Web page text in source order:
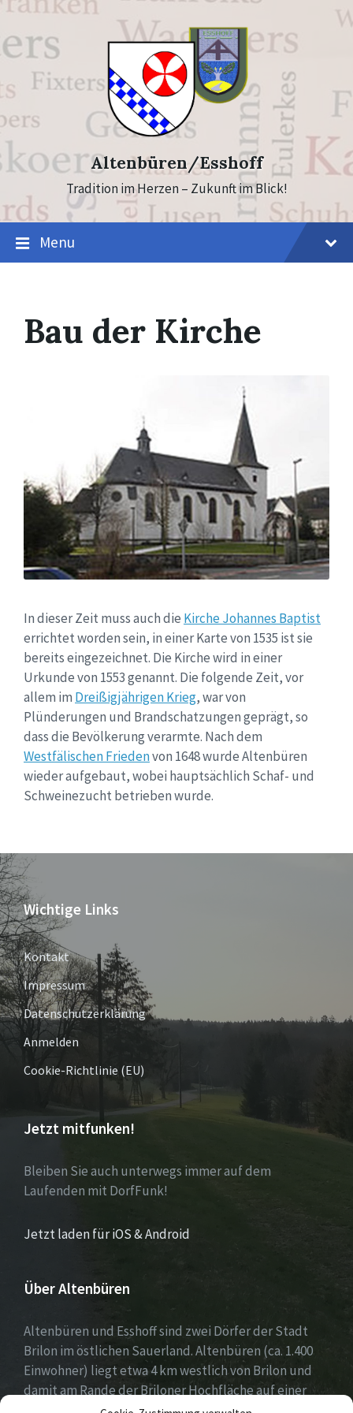
Skip
content
Skip
footer
Altenbüren/Esshoff
Tradition im Herzen – Zukunft im Blick!
Menu
Bau der Kirche
In dieser Zeit muss auch die Kirche Johannes Baptist
errichtet worden sein, in einer Karte von 1535 ist sie
bereits eingezeichnet. Die Kirche wird in einer
Urkunde von 1553 genannt. Die folgende Zeit, vor
allem im Dreißigjährigen Krieg, war von
Plünderungen und Brandschatzungen geprägt, so
dass die Bevölkerung verarmte. Nach dem
Westfälischen Friedenvon 1648 wurde Altenbüren
wieder aufgebaut, wobei hauptsächlich Schaf- und
Schweinezucht betrieben wurde.
Wichtige Links
Kontakt
Impressum
Datenschutzerklärung
Anmelden
Cookie-Richtlinie (EU)
Jetzt mitfunken!
Bleiben Sie auch unterwegs immer auf dem
Laufenden mit DorfFunk!
Jetzt laden für iOS & Android
Über Altenbüren
Altenbüren und Esshoff sind zwei Dörfer der Stadt
Brilon im östlichen Sauerland. Altenbüren (ca. 1.400
Einwohner) liegt etwa 4 km westlich von Brilon und
damit am Rande der Briloner Hochfläche auf einer